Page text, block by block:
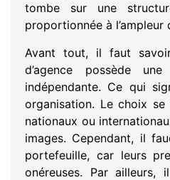
tombe sur une
proportionnée à
Avant tout, il faut
d’agence possède
indépendante. Ce qui
organisation. Le choix
nationaux ou
images. Cependant, il
portefeuille, car leurs
onéreuses. Par